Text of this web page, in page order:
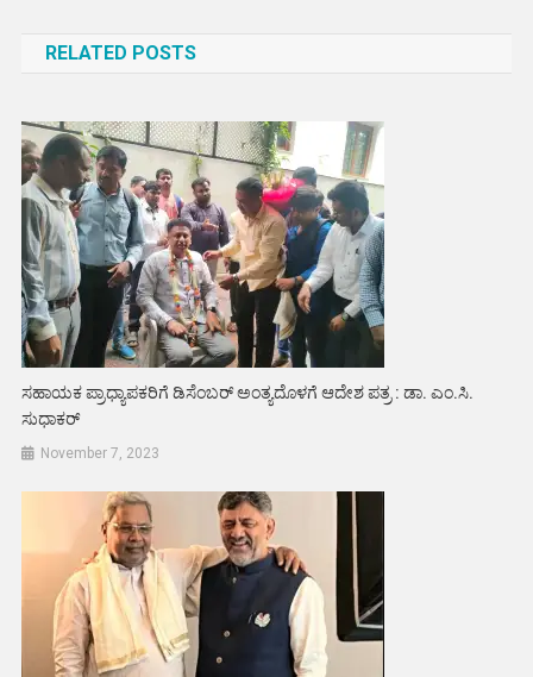
RELATED POSTS
ಸಹಾಯಕ ಪ್ರಾಧ್ಯಾಪಕರಿಗೆ ಡಿಸೆಂಬರ್ ಅಂತ್ಯದೊಳಗೆ ಆದೇಶ ಪತ್ರ : ಡಾ. ಎಂ.ಸಿ.
ಸುಧಾಕರ್
November 7, 2023